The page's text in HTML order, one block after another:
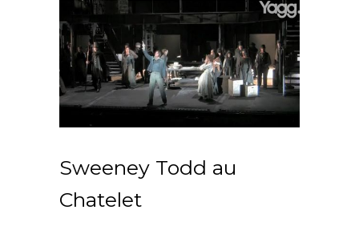
Sweeney Todd au
Chatelet